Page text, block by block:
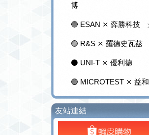
博
🔵 ESAN ⨯ 弈勝科技
🟣 R&S ⨯ 羅德史瓦茲
⚫ UNI-T ⨯ 優利德
🟢 MICROTEST ⨯ 益和
友站連結